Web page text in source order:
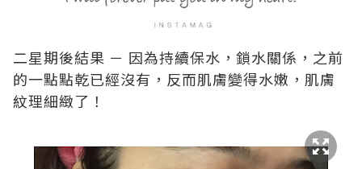
二星期後結果 － 因為持續保水，鎖水關係，之前
的一點點乾已經沒有，反而肌膚變得水嫩，肌膚
紋理細緻了！